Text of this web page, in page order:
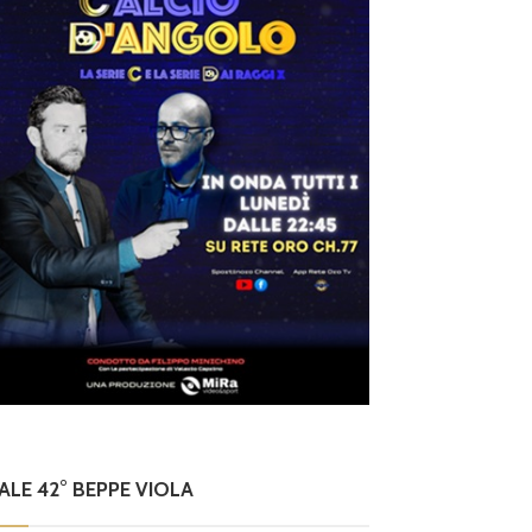
42° BEPPE VIOLA